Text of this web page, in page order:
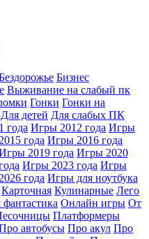
Бизнес
Выживание на слабый пк
Гонки Гонки на
Для детей Для слабых ПК
года Игры 2012 года Игры
года Игры 2016 года
2019 года Игры 2020
Игры 2023 года Игры
года Игры для ноутбука
Карточная Кулинарные Лего
Онлайн игры От
Платформеры
автобусы Про акул Про